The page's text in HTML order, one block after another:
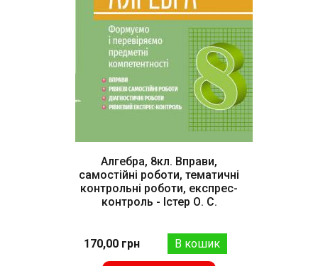
Алгебра, 8кл. Вправи,
самостійні роботи, тематичні
контрольні роботи, експрес-
контроль - Істер О. С.
170,00 грн